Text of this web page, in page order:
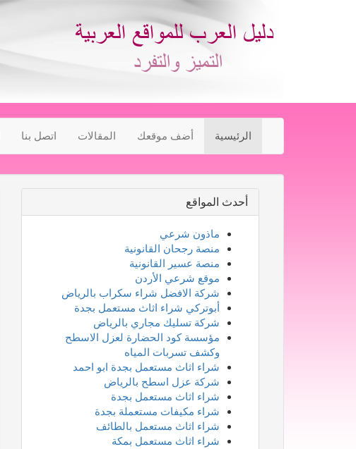
الرئيسية أضف موقعك المقالات اتصل بنا
أحدث المواقع
ماذون شرعي
منصة رجحان القانونية
منصة عسير القانونية
موقع شرعي الأردن
شركة الافضل شراء سكراب بالرياض
أبوتركي شراء اثاث مستعمل بجدة
شركة تسليك مجاري بالرياض
مؤسسة كود الحضارة لعزل الاسطح
وكشف تسربات المياه
شراء اثاث مستعمل بجدة ابو احمد
شركة عزل اسطح بالرياض
شراء اثاث مستعمل بجدة
شراء مكيفات مستعملة بجدة
شراء اثاث مستعمل بالطائف
شراء اثاث مستعمل بمكة